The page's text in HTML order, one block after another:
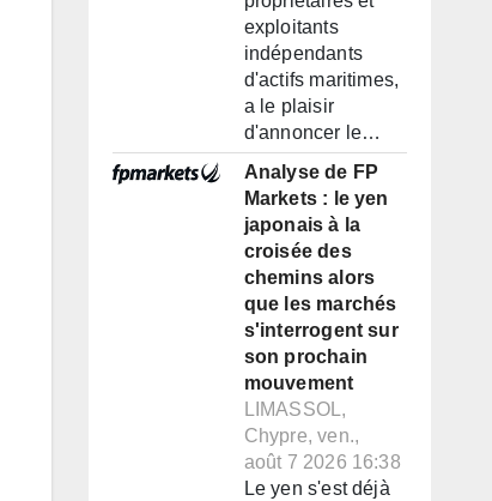
exploitants
indépendants
d'actifs maritimes,
a le plaisir
d'annoncer le…
Analyse de FP
Markets : le yen
japonais à la
croisée des
chemins alors
que les marchés
s'interrogent sur
son prochain
mouvement
LIMASSOL,
Chypre, ven.,
août 7 2026 16:38
Le yen s'est déjà